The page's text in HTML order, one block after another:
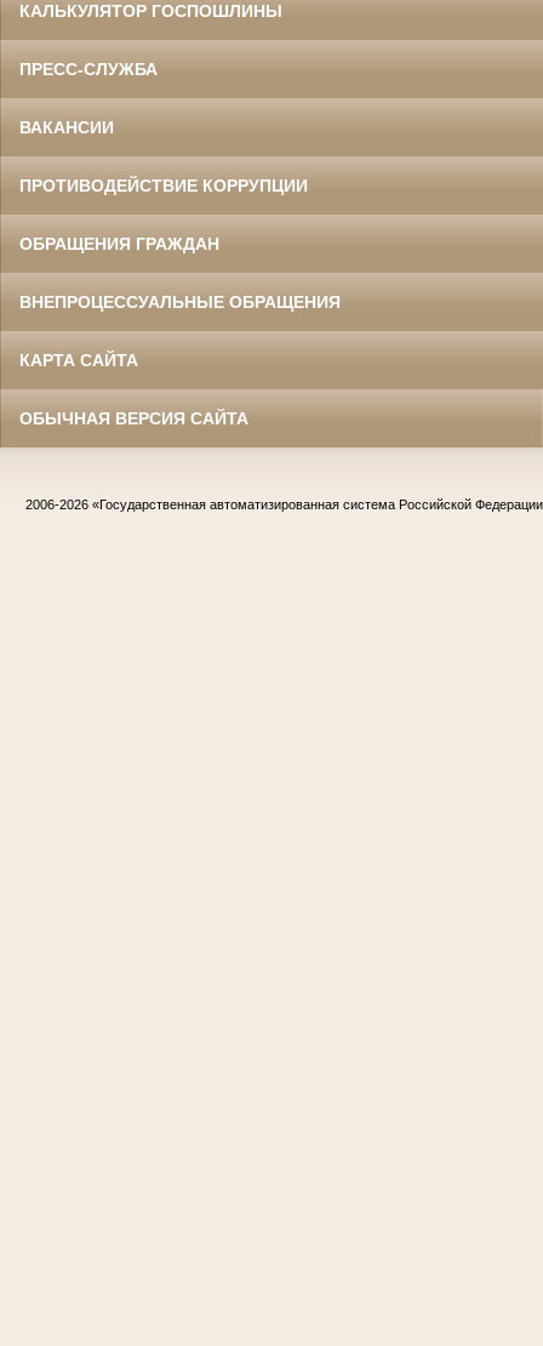
КАЛЬКУЛЯТОР ГОСПОШЛИНЫ
ПРЕСС-СЛУЖБА
ВАКАНСИИ
ПРОТИВОДЕЙСТВИЕ КОРРУПЦИИ
ОБРАЩЕНИЯ ГРАЖДАН
ВНЕПРОЦЕССУАЛЬНЫЕ ОБРАЩЕНИЯ
КАРТА САЙТА
ОБЫЧНАЯ ВЕРСИЯ САЙТА
2006-2026 «Государственная автоматизированная система Российской